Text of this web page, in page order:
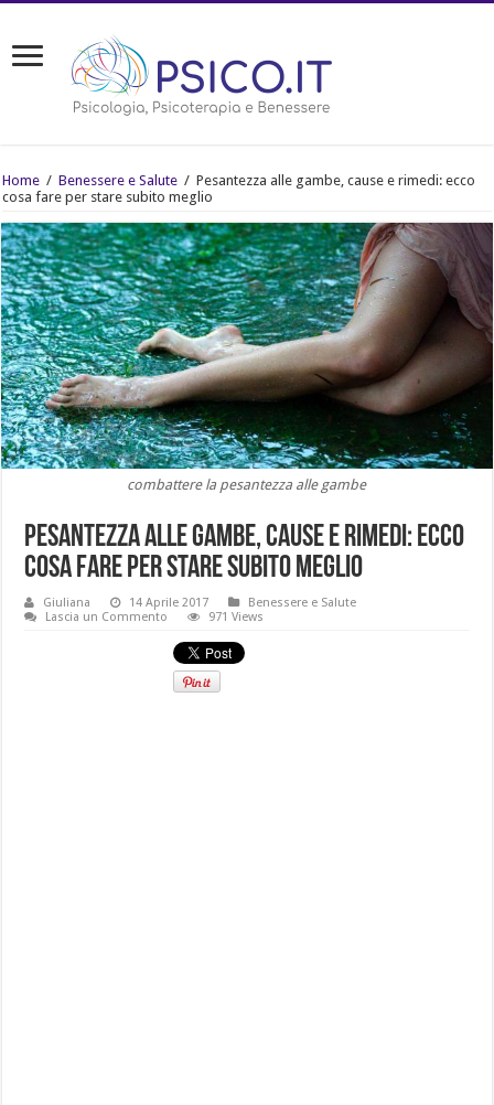
Home / Benessere e Salute / Pesantezza alle gambe, cause e rimedi: ecco
cosa fare per stare subito meglio
combattere la pesantezza alle gambe
Pesantezza alle gambe, cause e rimedi: ecco
cosa fare per stare subito meglio
Giuliana 14 Aprile 2017
Benessere e Salute
Lascia un Commento
971 Views